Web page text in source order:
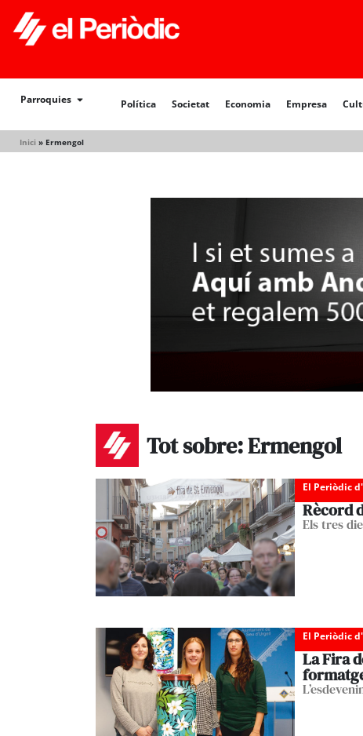
Parroquies Política Societat Economia Empresa
Inici » Ermengol
Política Societat
Tot sobre: Ermengol
El Periòdic
Rècord
Els tres
El Periòdic
La Fira